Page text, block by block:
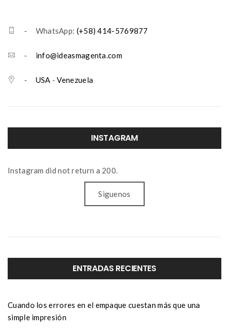
- WhatsApp: (+58) 414-5769877
- info@ideasmagenta.com
- USA -Venezuela
INSTAGRAM
Instagram did not return a 200.
Siguenos
ENTRADAS RECIENTES
Cuando los errores en el empaque cuestan más que una
simple impresión